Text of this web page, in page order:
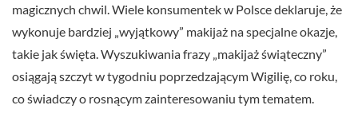
magicznych chwil. Wiele konsumentek w Polsce deklaruje, że
wykonuje bardziej „wyjątkowy” makijaż na specjalne okazje,
takie jak święta. Wyszukiwania frazy „makijaż świąteczny”
osiągają szczyt w tygodniu poprzedzającym Wigilię, co roku,
co świadczy o rosnącym zainteresowaniu tym tematem.